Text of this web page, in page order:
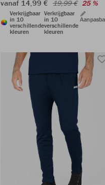
vanaf 14,99 € 19,99 € 25 %
Verkrijgbaar
in 10
verschillende
kleuren
Verkrijgbaar
in 10
verschillende
kleuren